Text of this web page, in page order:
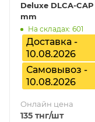
Deluxe DLCA-
mm
На складах: 601
Доставка -
10.08.2026
Самовывоз -
10.08.2026
Онлайн цена
135 тнг/шт